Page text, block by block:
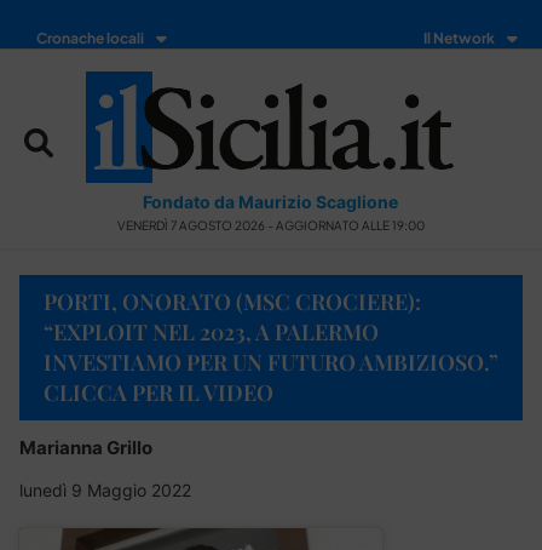
Cronache locali Il Network
Fondato da Maurizio Scaglione
VENERDÌ 7 AGOSTO 2026 - AGGIORNATO ALLE 19:00
PORTI, ONORATO (MSC CROCIERE):
“EXPLOIT NEL 2023, A PALERMO
INVESTIAMO PER UN FUTURO AMBIZIOSO.”
CLICCA PER IL VIDEO
Marianna Grillo
lunedì 9 Maggio 2022